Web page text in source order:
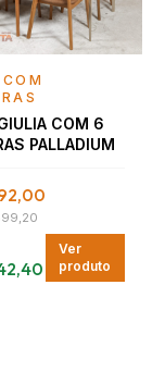
com consultor
COM 6
PALLADIUM
Ver
produto